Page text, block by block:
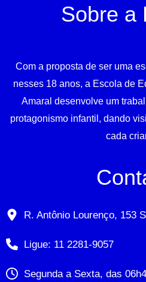
Sobre a
Com a proposta de ser uma
nesses 18 anos, a Escola de
Amaral desenvolve um
protagonismo infantil, dando
cada
R. Antônio Lourenço, 153
Ligue: 11 2281-9057
Segunda a Sexta, das